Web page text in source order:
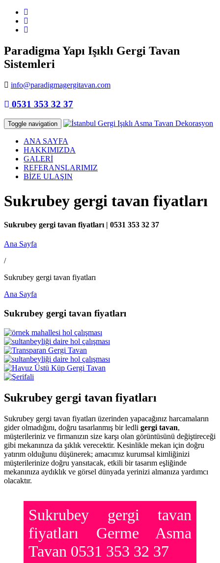
Paradigma Yapı Işıklı Gergi Tavan
Sistemleri
info@paradigmagergitavan.com
0531 353 32 37
Toggle navigation
ANA SAYFA
HAKKIMIZDA
GALERİ
REFERANSLARIMIZ
BİZE ULAŞIN
Sukrubey gergi tavan fiyatları
Sukrubey gergi tavan fiyatları | 0531 353 32 37
Ana Sayfa
/
Sukrubey gergi tavan fiyatları
Ana Sayfa
Sukrubey gergi tavan fiyatları
Sukrubey gergi tavan fiyatları
Sukrubey gergi tavan fiyatları üzerinden yapacağınız harcamaların
gider olmadığını, doğru tasarlanmış bir ledli gergi tavan,
müşterileriniz ve firmanızın size karşı olan görüntüsünü değiştireceği
gibi mekanınıza da şıklık verecektir. Kesinlikle mekan için doğru
yatırım olduğunu düşünerek; amacımız kurumsal kimliğinizi
müşterilerinize doğru yansıtacak, etkili bir tasarım eşliğinde
mekanınıza aydıklık ve görsel dünyada yerinizi almanıza yardımcı
olacaktır.
Sukrubey gergi tavan
fiyatları Germe Asma
Tavan 0531 353 32 37